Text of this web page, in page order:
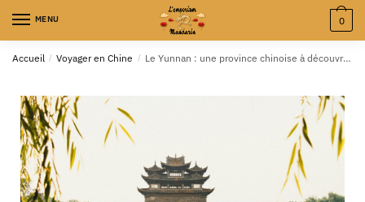
MENU 0
Accueil / Voyager en Chine / Le Yunnan : une province chinoise à découvrir ?